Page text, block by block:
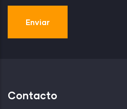
Contacto